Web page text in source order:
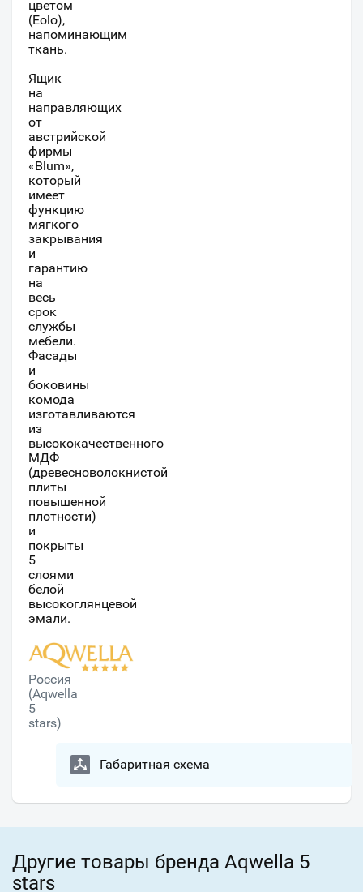
цветом
(Eolo),
напоминающим
ткань.
Ящик
на
направляющих
от
австрийской
фирмы
«Blum»,
который
имеет
функцию
мягкого
закрывания
и
гарантию
на
весь
срок
службы
мебели.
Фасады
и
боковины
комода
изготавливаются
из
высококачественного
МДФ
(древесноволокнистой
плиты
повышенной
плотности)
и
покрыты
5
слоями
белой
высокоглянцевой
эмали.
Россия
(Aqwella
5
stars)
Габаритная схема
Другие товары бренда Aqwella 5
stars